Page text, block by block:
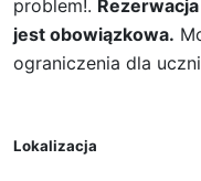
problem!.
jest obowiązkowa.
ograniczenia dla
Lokalizacja